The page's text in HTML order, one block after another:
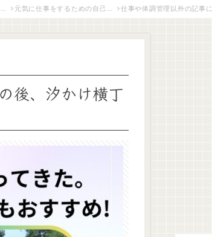
元気に仕事をするための自己管理術について説明します。 仕事や体調管理以外の記事について執筆しています。
後、汐かけ横丁